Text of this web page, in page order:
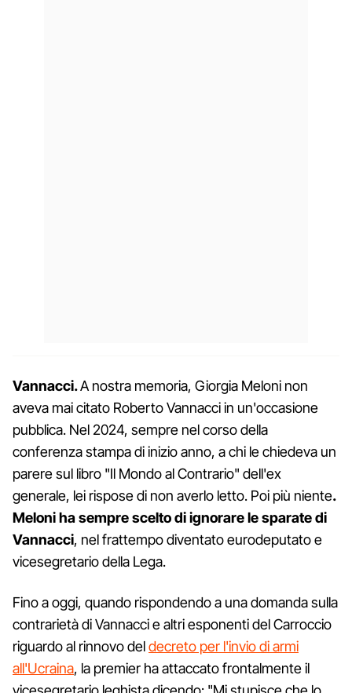
Vannacci.A nostra memoria, Giorgia Meloni non
aveva mai citato Roberto Vannacci in un'occasione
pubblica. Nel 2024, sempre nel corso della
conferenza stampa di inizio anno, a chi le chiedeva un
parere sul libro "Il Mondo al Contrario" dell'ex
generale, lei rispose di non averlo letto. Poi più niente.
Meloni ha sempre scelto di ignorare le sparate di
Vannacci, nel frattempo diventato eurodeputato e
vicesegretario della Lega.
Fino a oggi, quando rispondendo a una domanda sulla
contrarietà di Vannacci e altri esponenti del Carroccio
riguardo al rinnovo deldecreto per l'invio di armi
all'Ucraina, la premier ha attaccato frontalmente il